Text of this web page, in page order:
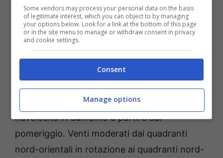
ispessimento della copertura fino a cieli
nuvolosi o molto nuvolosi;sul litorale
meridionalecieli in prevalenza poco nuvolosi
o parzialmente nuvolosi, salvo maggiore
variabilità nelle ore centrali della
poco o parzialmente nuvolosi ma con
nuvolosità in aumento a partire dal
pomeriggio. Venti moderati dai quadranti
nord-orientali in rotazione ai quadranti nord-
Some vendors may process your personal data on the basis
of legitimate interest, which you can object to by managing
your options below. Look for a link at the bottom of this page
or in the site menu to manage or withdraw consent in privacy
and cookie settings.
Consent
Manage options